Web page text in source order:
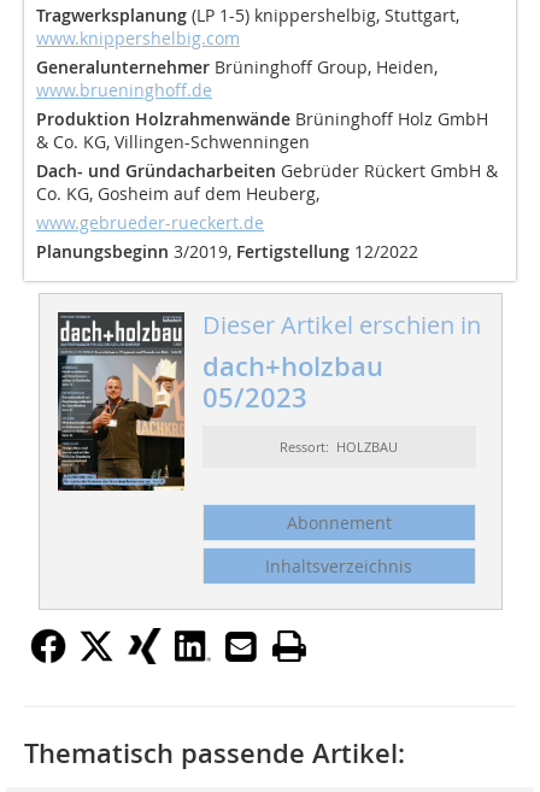
Tragwerksplanung (LP 1-5) knippershelbig, Stuttgart,
www.knippershelbig.com
Generalunternehmer Brüninghoff Group, Heiden,
www.brueninghoff.de
Produktion Holzrahmenwände Brüninghoff Holz GmbH
& Co. KG, Villingen-Schwenningen
Dach- und Gründacharbeiten Gebrüder Rückert GmbH &
Co. KG, Gosheim auf dem Heuberg,
www.gebrueder-rueckert.de
Planungsbeginn 3/2019, Fertigstellung 12/2022
Dieser Artikel erschien in
dach+holzbau
05/2023
Ressort: HOLZBAU
Abonnement
Inhaltsverzeichnis
Thematisch passende Artikel: